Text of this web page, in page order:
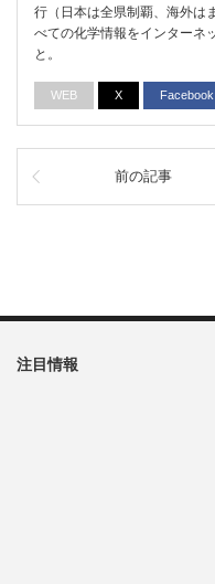
行（日本は全県制覇、海外は
べての化学情報をインターネ
と。
WEB X Facebook
前の記事
注目情報